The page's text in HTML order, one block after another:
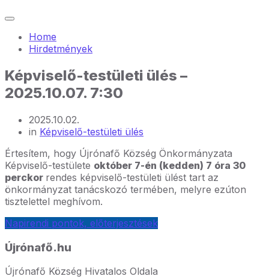
Home
Hirdetmények
Képviselő-testületi ülés –
2025.10.07. 7:30
2025.10.02.
in Képviselő-testületi ülés
Értesítem, hogy Újrónafő Község Önkormányzata
Képviselő-testülete október 7-én (kedden) 7 óra 30
perckor rendes képviselő-testületi ülést tart az
önkormányzat tanácskozó termében, melyre ezúton
tisztelettel meghívom.
Napirendi pontok, előterjesztések
Újrónafő.hu
Újrónafő Község Hivatalos Oldala